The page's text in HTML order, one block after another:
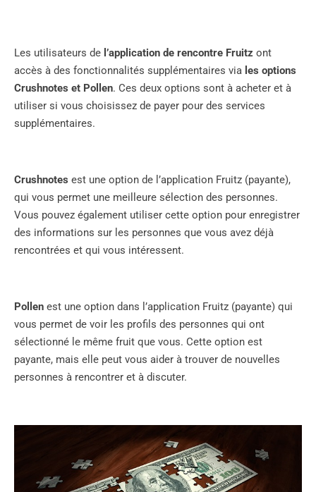
Les utilisateurs de l’application de rencontre Fruitz ont
accès à des fonctionnalités supplémentaires via les options
Crushnotes et Pollen. Ces deux options sont à acheter et à
utiliser si vous choisissez de payer pour des services
supplémentaires.
Crushnotes est une option de l’application Fruitz (payante),
qui vous permet une meilleure sélection des personnes.
Vous pouvez également utiliser cette option pour enregistrer
des informations sur les personnes que vous avez déjà
rencontrées et qui vous intéressent.
Pollen est une option dans l’application Fruitz (payante) qui
vous permet de voir les profils des personnes qui ont
sélectionné le même fruit que vous. Cette option est
payante, mais elle peut vous aider à trouver de nouvelles
personnes à rencontrer et à discuter.